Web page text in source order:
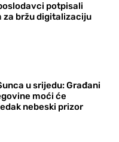
potpisali
za bržu digitalizaciju
u srijedu: Građani
moći će
nebeski prizor